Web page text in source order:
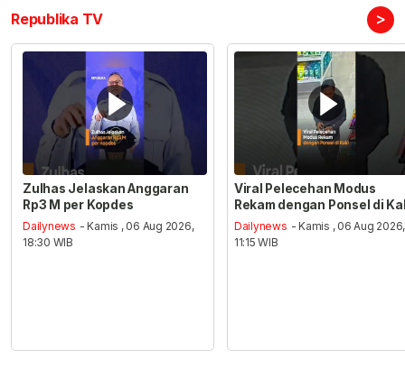
Republika TV >
Zulhas Jelaskan Anggaran
Rp3 M per Kopdes
Dailynews - Kamis , 06 Aug 2026,
18:30 WIB
Viral Pelecehan Modus
Rekam dengan Ponsel di
Dailynews - Kamis , 06 Aug 2026,
11:15 WIB